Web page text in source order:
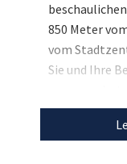
850 Meter
vom
Sie und Ihre
neu
Freuen Sie
Sonne und